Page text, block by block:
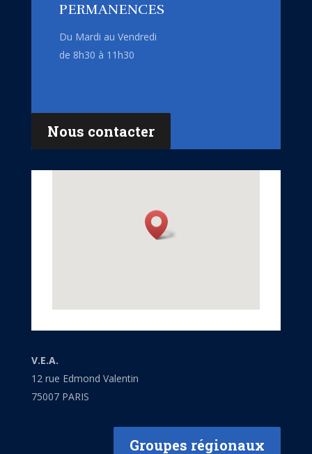
PERMANENCES
Du Mardi au Vendredi
de 8h30 à 11h30
Nous contacter
V.E.A.
12 rue Edmond Valentin
75007 PARIS
Groupes régionaux